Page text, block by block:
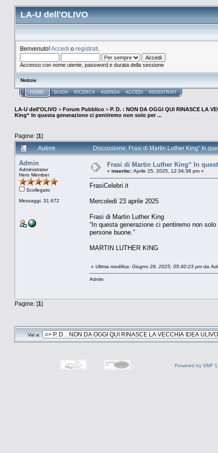
LA-U dell'OLIVO
Benvenuto!Accedi o registrati
Accesso con nome utente, password e durata della sessione
Notizie:
HOME GUIDA RICERCA AGENDA ACCEDI REGISTRATI
LA-U dell'OLIVO > Forum Pubblico > P. D. : NON DA OGGI QUI RINASCE LA
King“ In questa generazione ci pentiremo non solo per ...
Pagine: [1]
Autore
Discussione: Frasi di Martin Luther King“ In
Admin
Administrator
Hero Member
Scollegato
Messaggi: 31.672
Frasi di Martin Luther King“ In
« inserito::Aprile 25, 2025, 12:34:38 pm »
FrasiCelebri.it
Mercoledì 23 aprile 2025
Frasi di Martin Luther King
“In questa generazione ci pentiremo non
persone buone.”
MARTIN LUTHER KING
« Ultima modifica: Giugno 28, 2025, 05:40:23 pm da
Admin
Pagine: [1]
Vai a:
Powered by SMF